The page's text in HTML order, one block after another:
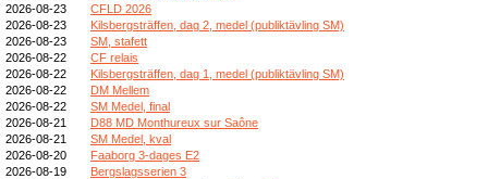
2026-08-23
CFLD 2026
2026-08-23
Kilsbergsträffen, dag 2, medel (publiktävling SM)
2026-08-23
SM, stafett
2026-08-22
CF relais
2026-08-22
Kilsbergsträffen, dag 1, medel (publiktävling SM)
2026-08-22
DM Mellem
2026-08-22
SM Medel, final
2026-08-21
D88 MD Monthureux sur Saône
2026-08-21
SM Medel, kval
2026-08-20
Faaborg 3-dages E2
2026-08-19
Bergslagsserien 3